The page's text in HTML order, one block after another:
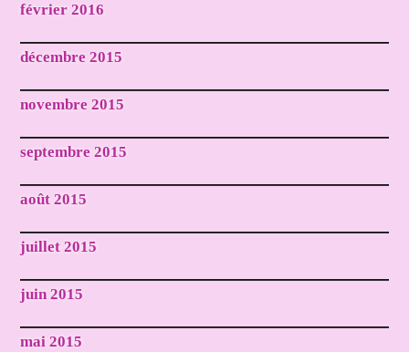
février 2016
décembre 2015
novembre 2015
septembre 2015
août 2015
juillet 2015
juin 2015
mai 2015